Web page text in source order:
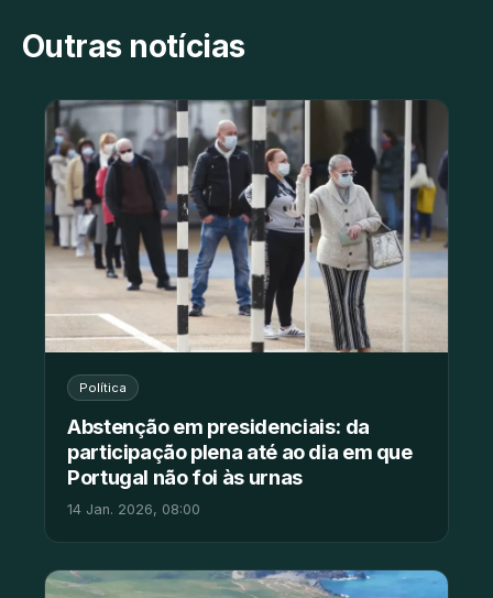
Outras notícias
Política
Abstenção em presidenciais: da
participação plena até ao dia em que
Portugal não foi às urnas
14 Jan. 2026, 08:00